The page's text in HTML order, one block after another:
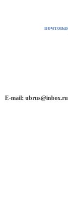
E-mail: ubrus@inbox.ru